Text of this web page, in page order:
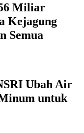
Miliar
Kejagung
Semua
Ubah Air
untuk